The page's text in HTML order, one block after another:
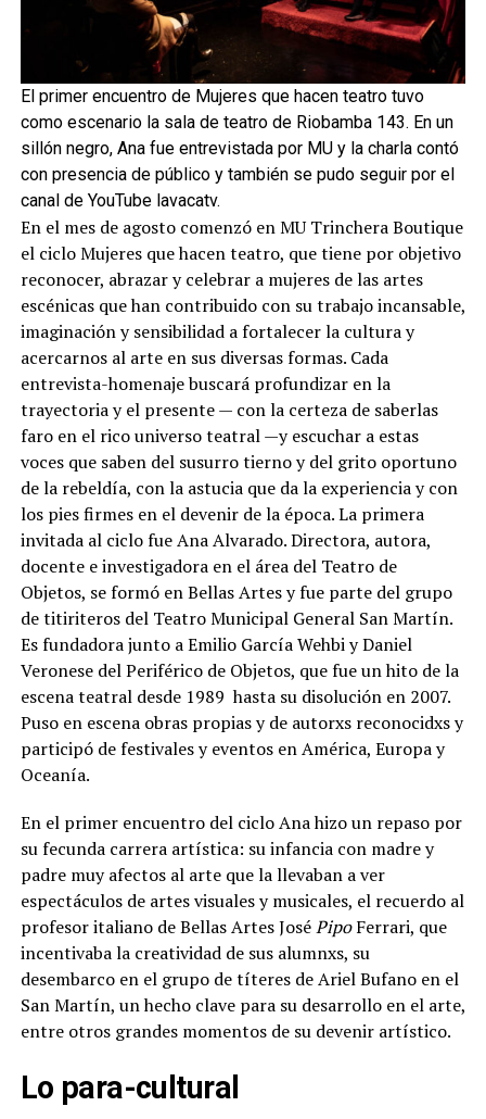
El primer encuentro de Mujeres que hacen teatro tuvo
como escenario la sala de teatro de Riobamba 143. En un
sillón negro, Ana fue entrevistada por MU y la charla contó
con presencia de público y también se pudo seguir por el
canal de YouTube lavacatv.
En el mes de agosto comenzó en MU Trinchera Boutique
el ciclo Mujeres que hacen teatro, que tiene por objetivo
reconocer, abrazar y celebrar a mujeres de las artes
escénicas que han contribuido con su trabajo incansable,
imaginación y sensibilidad a fortalecer la cultura y
acercarnos al arte en sus diversas formas. Cada
entrevista-homenaje buscará profundizar en la
trayectoria y el presente — con la certeza de saberlas
faro en el rico universo teatral —y escuchar a estas
voces que saben del susurro tierno y del grito oportuno
de la rebeldía, con la astucia que da la experiencia y con
los pies firmes en el devenir de la época. La primera
invitada al ciclo fue Ana Alvarado. Directora, autora,
docente e investigadora en el área del Teatro de
Objetos, se formó en Bellas Artes y fue parte del grupo
de titiriteros del Teatro Municipal General San Martín.
Es fundadora junto a Emilio García Wehbi y Daniel
Veronese del Periférico de Objetos, que fue un hito de la
escena teatral desde 1989 hasta su disolución en 2007.
Puso en escena obras propias y de autorxs reconocidxs y
participó de festivales y eventos en América, Europa y
Oceanía.
En el primer encuentro del ciclo Ana hizo un repaso por
su fecunda carrera artística: su infancia con madre y
padre muy afectos al arte que la llevaban a ver
espectáculos de artes visuales y musicales, el recuerdo al
profesor italiano de Bellas Artes JoséPipoFerrari, que
incentivaba la creatividad de sus alumnxs, su
desembarco en el grupo de títeres de Ariel Bufano en el
San Martín, un hecho clave para su desarrollo en el arte,
entre otros grandes momentos de su devenir artístico.
Lo para-cultural